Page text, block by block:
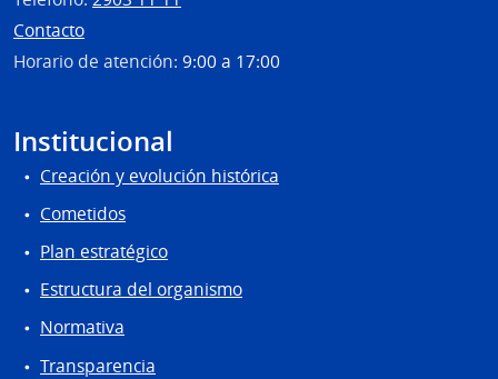
Contacto
Horario de atención: 9:00 a 17:00
Institucional
Creación y evolución histórica
Cometidos
Plan estratégico
Estructura del organismo
Normativa
Transparencia